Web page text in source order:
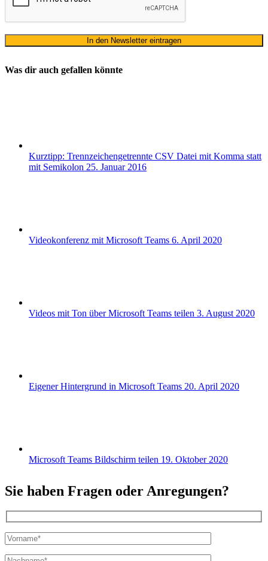
Was dir auch gefallen könnte
Kurztipp: Trennzeichengetrennte CSV Datei mit Komma statt
mit Semikolon 25. Januar 2016
Videokonferenz mit Microsoft Teams 6. April 2020
Videos mit Ton über Microsoft Teams teilen 3. August 2020
Eigener Hintergrund in Microsoft Teams 20. April 2020
Microsoft Teams Bildschirm teilen 19. Oktober 2020
Sie haben Fragen oder Anregungen?